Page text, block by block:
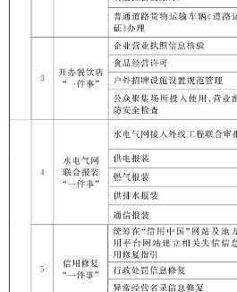
主办：克孜勒苏柯尔克孜自治州人民政府办
承办：克孜勒苏柯尔克孜自治州政务公开信
新公网安备65300102000007号 新ICP备
政府网站标识码：6530000002 法律声明